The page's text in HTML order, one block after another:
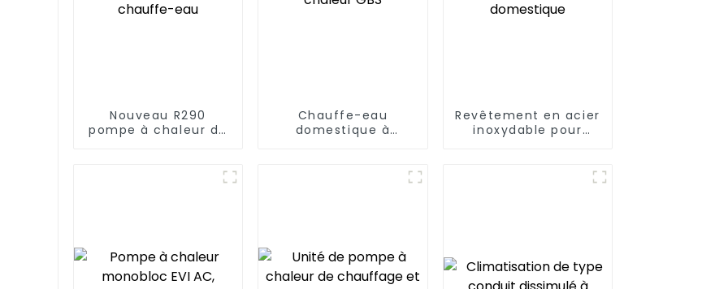
Nouveau R290
pompe à chaleur de
Chauffe-eau
domestique à
Revêtement en acier
inoxydable pour